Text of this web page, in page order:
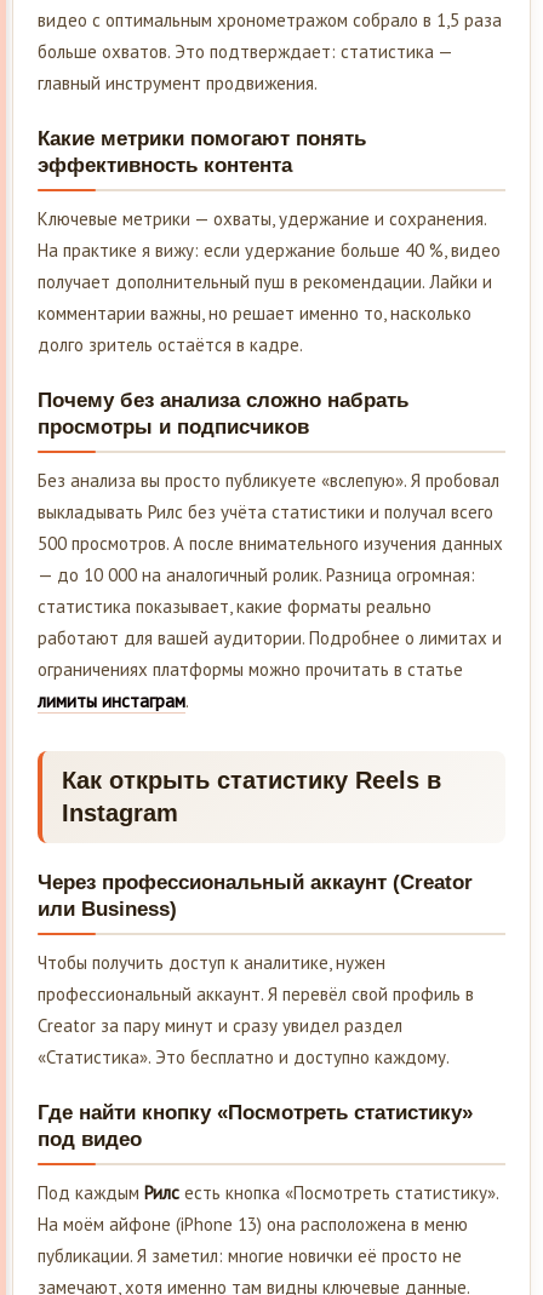
видео с оптимальным хронометражом собрало в 1,5 раза
больше охватов. Это подтверждает: статистика —
главный инструмент продвижения.
Какие метрики помогают понять
эффективность контента
Ключевые метрики — охваты, удержание и сохранения.
На практике я вижу: если удержание больше 40 %, видео
получает дополнительный пуш в рекомендации. Лайки и
комментарии важны, но решает именно то, насколько
долго зритель остаётся в кадре.
Почему без анализа сложно набрать
просмотры и подписчиков
Без анализа вы просто публикуете «вслепую». Я пробовал
выкладывать Рилс без учёта статистики и получал всего
500 просмотров. А после внимательного изучения данных
— до 10 000 на аналогичный ролик. Разница огромная:
статистика показывает, какие форматы реально
работают для вашей аудитории. Подробнее о лимитах и
ограничениях платформы можно прочитать в статье
лимиты инстаграм.
Как открыть статистику Reels в
Instagram
Через профессиональный аккаунт (Creator
или Business)
Чтобы получить доступ к аналитике, нужен
профессиональный аккаунт. Я перевёл свой профиль в
Creator за пару минут и сразу увидел раздел
«Статистика». Это бесплатно и доступно каждому.
Где найти кнопку «Посмотреть статистику»
под видео
Под каждым Рилс есть кнопка «Посмотреть статистику».
На моём айфоне (iPhone 13) она расположена в меню
публикации. Я заметил: многие новички её просто не
замечают, хотя именно там видны ключевые данные.